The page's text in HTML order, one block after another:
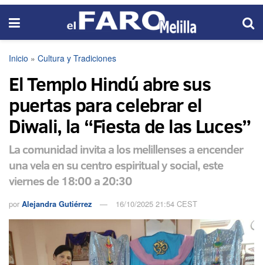
Inicio » Cultura y Tradiciones
El Templo Hindú abre sus
puertas para celebrar el
Diwali, la “Fiesta de las Luces”
La comunidad invita a los melillenses a encender
una vela en su centro espiritual y social, este
viernes de 18:00 a 20:30
por Alejandra Gutiérrez 16/10/2025 21:54 CEST